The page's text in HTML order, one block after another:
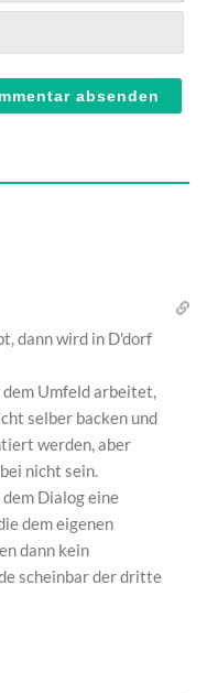
dann wird in D'dorf
Umfeld arbeitet,
selber backen und
werden, aber
nicht sein.
Dialog eine
dem eigenen
dann kein
scheinbar der dritte